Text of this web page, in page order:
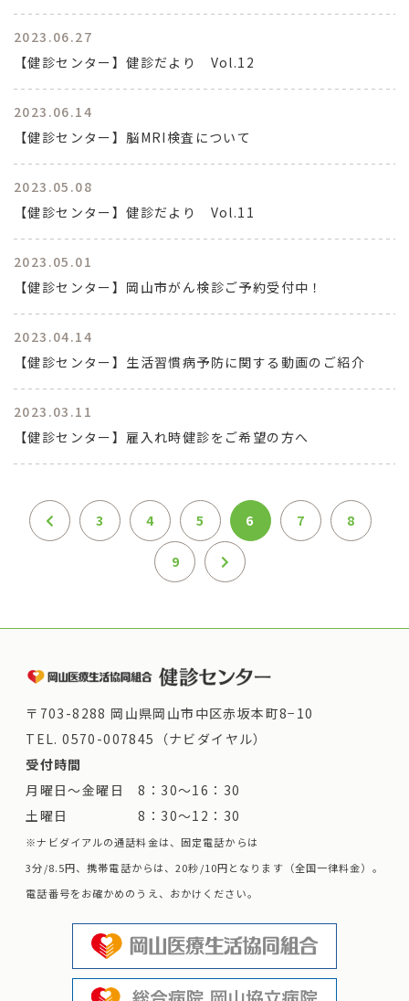
2023.06.27
【健診センター】健診だより Vol.12
2023.06.14
【健診センター】脳MRI検査について
2023.05.08
【健診センター】健診だより Vol.11
2023.05.01
【健診センター】岡山市がん検診ご予約受付中！
2023.04.14
【健診センター】生活習慣病予防に関する動画のご紹介
2023.03.11
【健診センター】雇入れ時健診をご希望の方へ
3 4 5 6 7 8
9
〒703-8288 岡山県岡山市中区赤坂本町8−10
TEL.0570-007845（ナビダイヤル）
受付時間
月曜日～金曜日 8：30～16：30
土曜日 8：30～12：30
※ナビダイアルの通話料金は、固定電話からは
3分/8.5円、携帯電話からは、20秒/10円となります（全国一律料金）。
電話番号をお確かめのうえ、おかけください。